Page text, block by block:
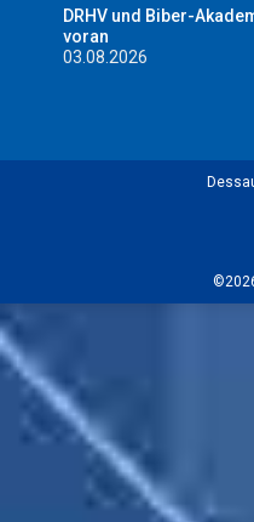
DRHV und Biber-
voran
03.08.2026